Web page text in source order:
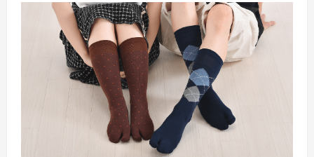
レ
ー
ト
の
ヘ
ア
ア
イ
ロ
ン・